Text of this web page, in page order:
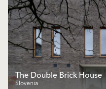
The Double Brick House
Slovenia